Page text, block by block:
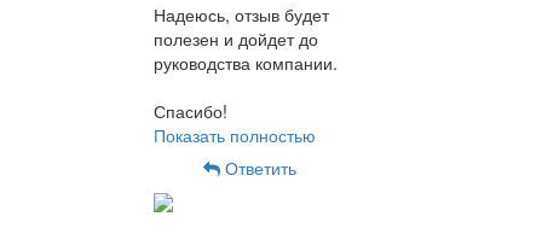
Надеюсь, отзыв будет
полезен и дойдет до
руководства компании.
Спасибо!
Показать полностью
Ответить